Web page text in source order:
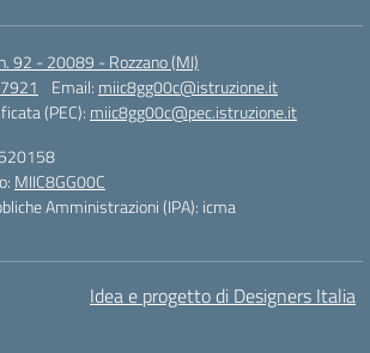
92 - 20089 - Rozzano (MI)
Email: miic8gg00c@istruzione.it
(PEC): miic8gg00c@pec.istruzione.it
MIIC8GG00C
Amministrazioni (IPA): icma
Idea e progetto di Designers Italia